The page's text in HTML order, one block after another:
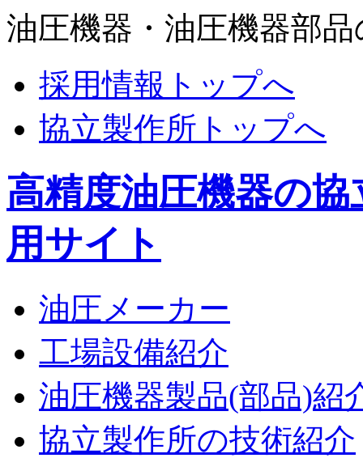
油圧機器・油圧機器部
採用情報トップへ
協立製作所トップへ
高精度油圧機器の
用サイト
油圧メーカー
工場設備紹介
油圧機器製品(部品)紹
協立製作所の技術紹介